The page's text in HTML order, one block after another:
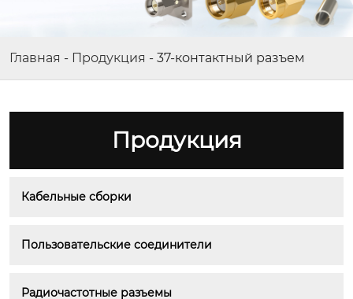
Главная - Продукция - 37-контактный разъем
Продукция
Кабельные сборки
Пользовательские соединители
Радиочастотные разъемы